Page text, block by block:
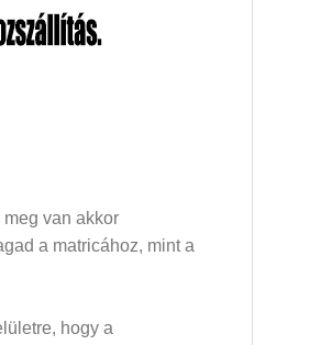
van akkor
a matricához, mint a
hogy a